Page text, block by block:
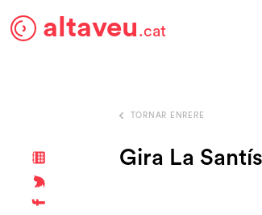
altaveu.cat
TORNAR ENRERE
Gira La